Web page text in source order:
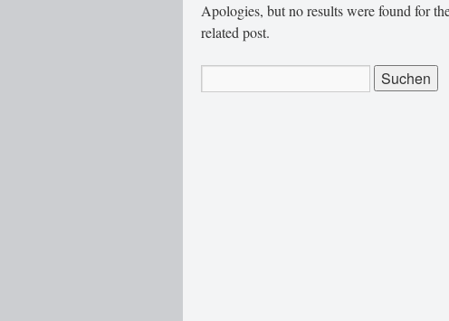
Apologies, but no results were found for
related post.